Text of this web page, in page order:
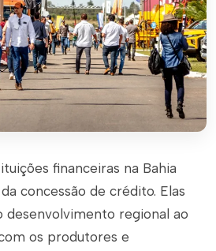
financeiras na Bahia
concessão de crédito. Elas
desenvolvimento regional ao
os produtores e